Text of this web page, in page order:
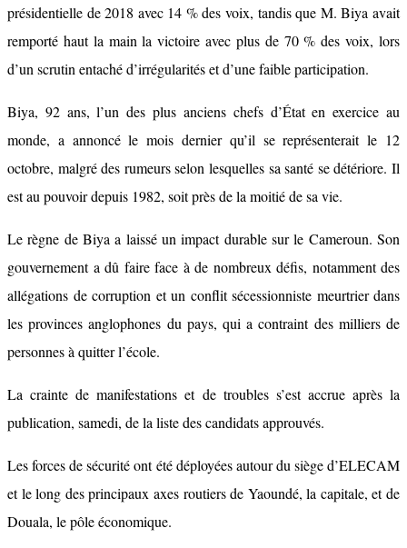
présidentielle de 2018 avec 14 % des voix, tandis que M. Biya avait
remporté haut la main la victoire avec plus de 70 % des voix, lors
d’un scrutin entaché d’irrégularités et d’une faible participation.
Biya, 92 ans, l’un des plus anciens chefs d’État en exercice au
monde, a annoncé le mois dernier qu’il se représenterait le 12
octobre, malgré des rumeurs selon lesquelles sa santé se détériore. Il
est au pouvoir depuis 1982, soit près de la moitié de sa vie.
Le règne de Biya a laissé un impact durable sur le Cameroun. Son
gouvernement a dû faire face à de nombreux défis, notamment des
allégations de corruption et un conflit sécessionniste meurtrier dans
les provinces anglophones du pays, qui a contraint des milliers de
personnes à quitter l’école.
La crainte de manifestations et de troubles s’est accrue après la
publication, samedi, de la liste des candidats approuvés.
Les forces de sécurité ont été déployées autour du siège d’ELECAM
et le long des principaux axes routiers de Yaoundé, la capitale, et de
Douala, le pôle économique.